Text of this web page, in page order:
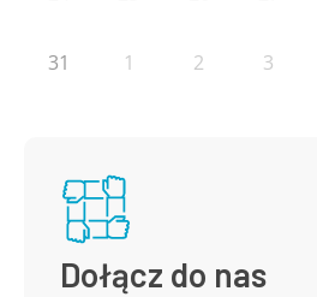
31 1 2 3
Dołącz do nas